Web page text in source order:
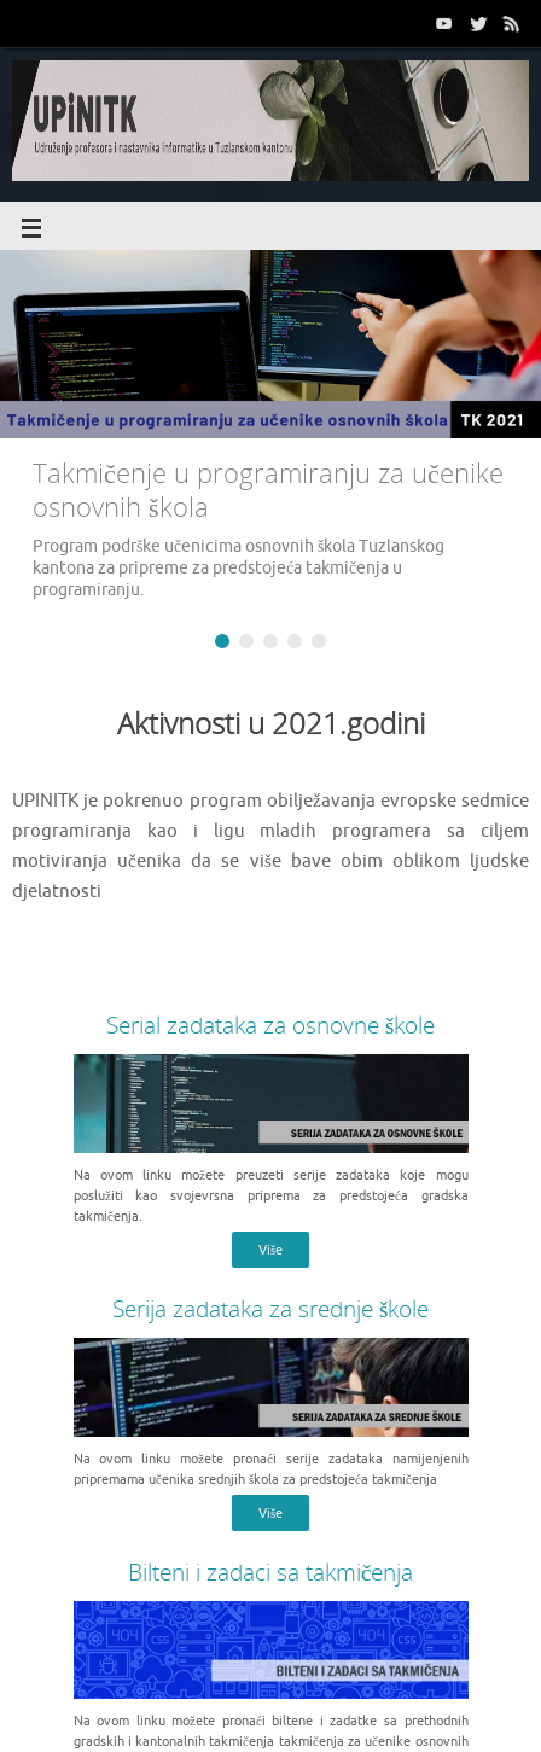
Takmičenje u programiranju za učenike
osnovnih škola
Program podrške učenicima osnovnih škola Tuzlanskog
kantona za pripreme za predstojeća takmičenja u
programiranju.
Aktivnosti u 2021.godini
UPINITK je pokrenuo program obilježavanja evropske sedmice
programiranja kao i ligu mladih programera sa ciljem
motiviranja učenika da se više bave obim oblikom ljudske
djelatnosti
Serial zadataka za osnovne škole
Na ovom linku možete preuzeti serije zadataka koje mogu
poslužiti kao svojevrsna priprema za predstojeća gradska
takmičenja.
Više
Serija zadataka za srednje škole
Na ovom linku možete pronaći serije zadataka namijenjenih
pripremama učenika srednjih škola za predstojeća takmičenja
Više
Bilteni i zadaci sa takmičenja
Na ovom linku možete pronaći biltene i zadatke sa prethodnih
gradskih i kantonalnih takmičenja takmičenja za učenike osnovnih